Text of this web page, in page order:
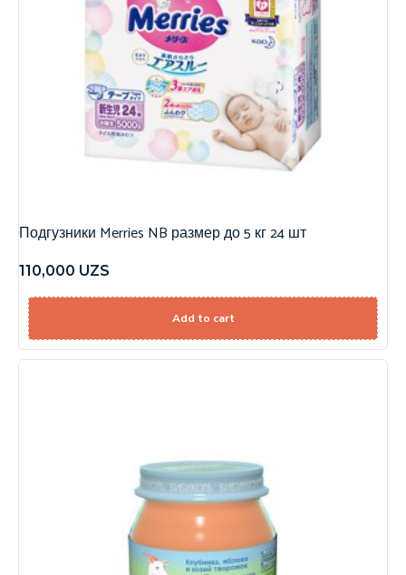
Подгузники Merries NB размер до 5 кг 24 шт
110,000 UZS
Add to cart